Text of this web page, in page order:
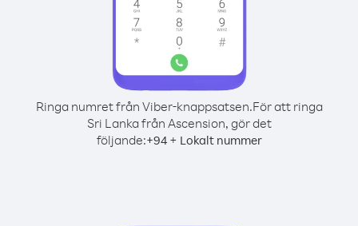
Ringa numret från Viber-knappsatsen.För att ringa
Sri Lanka från Ascension, gör det
följande:+94+ Lokalt nummer